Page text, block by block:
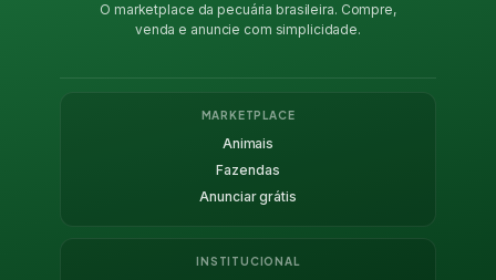
O marketplace da pecuária brasileira. Compre,
venda e anuncie com simplicidade.
MARKETPLACE
Animais
Fazendas
Anunciar grátis
INSTITUCIONAL